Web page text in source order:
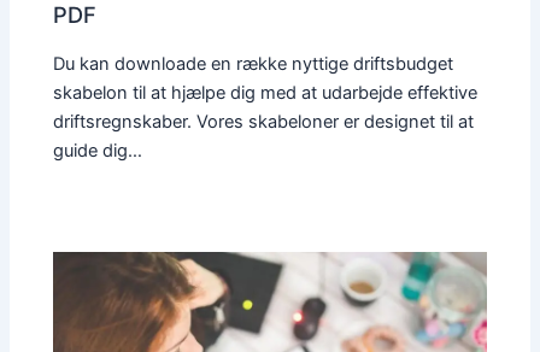
PDF
Du kan downloade en række nyttige driftsbudget
skabelon til at hjælpe dig med at udarbejde effektive
driftsregnskaber. Vores skabeloner er designet til at
guide dig…